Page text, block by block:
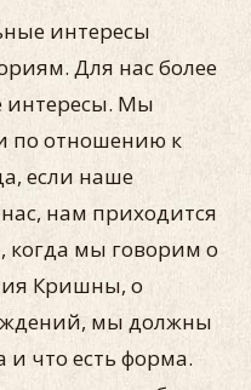
интересы
Для нас более
интересы. Мы
по отношению к
если наше
нам приходится
когда мы говорим о
Кришны, о
мы должны
и что есть форма.